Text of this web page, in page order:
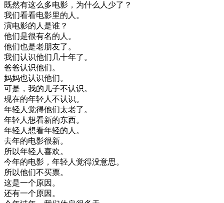
既然有这么多电影 ， 为什么人少了 ？
我们看看电影里的人。
演电影的人是谁 ？
他们是很有名的人。
他们也是老朋友了。
我们认识他们几十年了。
爸爸认识他们。
妈妈也认识他们。
可是 ， 我的 儿子不认识。
现在的年轻人不认识。
年轻人觉得他们太老了。
年轻人想看新的东西。
年轻人想看年轻的人。
去年的电影很新。
所以年轻人喜欢。
今年的电影 ， 年轻人觉得没意思。
所以他们不买票。
这是一个原因 。
还有一个原因 。